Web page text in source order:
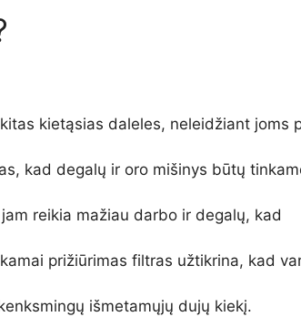
kietąsias daleles, neleidžiant joms
kad degalų ir oro mišinys būtų
reikia mažiau darbo ir degalų, kad
prižiūrimas filtras užtikrina, kad
išmetamųjų dujų kiekį.